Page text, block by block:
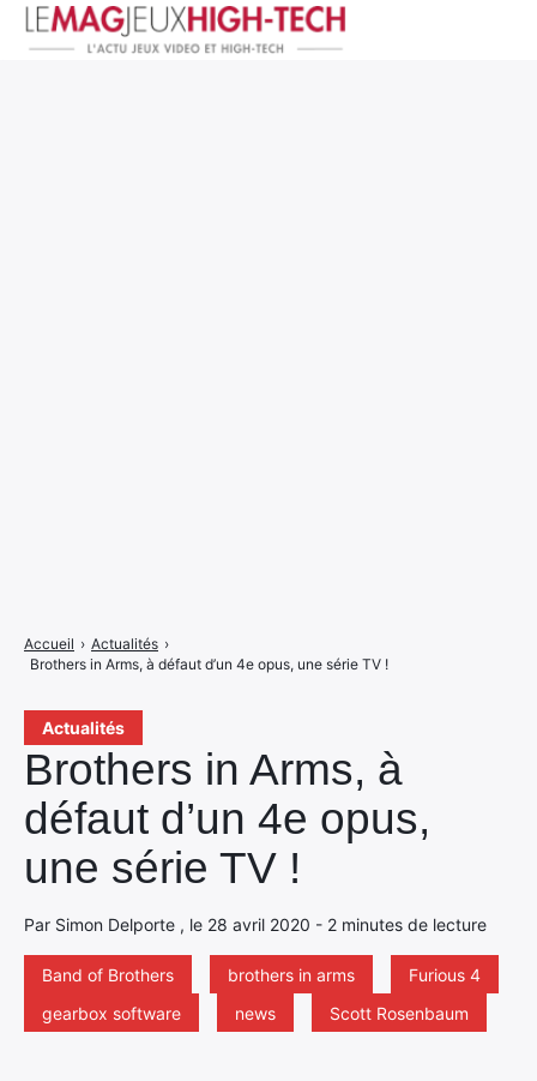
Actualités
Brothers in Arms, à
défaut d’un 4e opus,
une série TV !
Par Simon Delporte , le 28 avril 2020 - 2 minutes de lecture
Band of Brothers brothers in arms
Furious 4
gearbox software
news Scott Rosenbaum
Accueil › Actualités ›
Brothers in Arms, à défaut d’un 4e opus, une série TV !